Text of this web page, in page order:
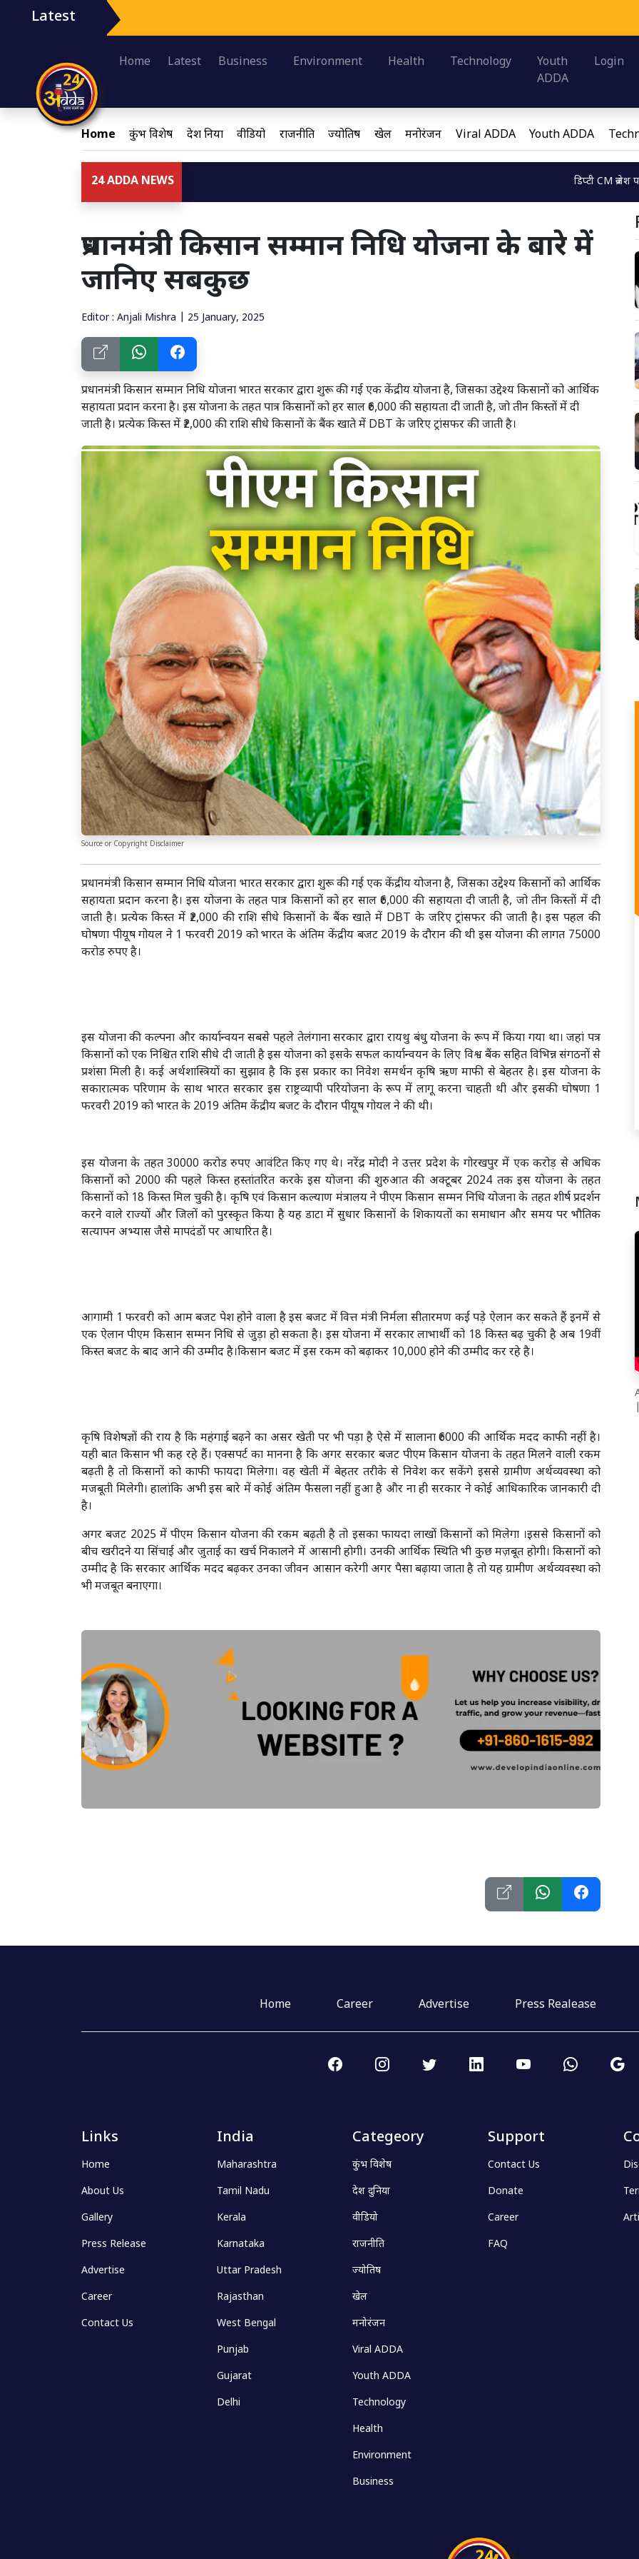
Latest
Home Latest Business Environment Health Technology
Youth
ADDA
Login
Home कुंभ विशेष देश दुनिया वीडियो राजनीति ज्योतिष खेल मनोरंजन Viral ADDA Youth ADDA
24 ADDA NEWS डिप्टी CM ब्रजेश पाठक ने
प्रधानमंत्री किसान सम्मान निधि योजना के बारे में
जानिए सबकुछ
Editor : Anjali Mishra | 25 January, 2025
प्रधानमंत्री किसान सम्मान निधि योजना भारत सरकार द्वारा शुरू की गई एक केंद्रीय योजना है, जिसका उद्देश्य किसानों को आर्थिक
सहायता प्रदान करना है। इस योजना के तहत पात्र किसानों को हर साल ₹6,000 की सहायता दी जाती है, जो तीन किस्तों में दी
जाती है। प्रत्येक किस्त में ₹2,000 की राशि सीधे किसानों के बैंक खाते में DBT के जरिए ट्रांसफर की जाती है।
Source or Copyright Disclaimer
प्रधानमंत्री किसान सम्मान निधि योजना भारत सरकार द्वारा शुरू की गई एक केंद्रीय योजना है, जिसका उद्देश्य किसानों को आर्थिक
सहायता प्रदान करना है। इस योजना के तहत पात्र किसानों को हर साल ₹6,000 की सहायता दी जाती है, जो तीन किस्तों में दी
जाती है। प्रत्येक किस्त में ₹2,000 की राशि सीधे किसानों के बैंक खाते में DBT के जरिए ट्रांसफर की जाती है। इस पहल की
घोषणा पीयूष गोयल ने 1 फरवरी 2019 को भारत के अंतिम केंद्रीय बजट 2019 के दौरान की थी इस योजना की लागत 75000
करोड रुपए है।
इस योजना की कल्पना और कार्यान्वयन सबसे पहले तेलंगाना सरकार द्वारा रायथु बंधु योजना के रूप में किया गया था। जहां पत्र
किसानों को एक निश्चित राशि सीधे दी जाती है इस योजना को इसके सफल कार्यान्वयन के लिए विश्व बैंक सहित विभिन्न संगठनों से
प्रशंसा मिली है। कई अर्थशास्त्रियों का सुझाव है कि इस प्रकार का निवेश समर्थन कृषि ऋण माफी से बेहतर है। इस योजना के
सकारात्मक परिणाम के साथ भारत सरकार इस राष्ट्रव्यापी परियोजना के रूप में लागू करना चाहती थी और इसकी घोषणा 1
फरवरी 2019 को भारत के 2019 अंतिम केंद्रीय बजट के दौरान पीयूष गोयल ने की थी।
इस योजना के तहत 30000 करोड रुपए आवंटित किए गए थे। नरेंद्र मोदी ने उत्तर प्रदेश के गोरखपुर में एक करोड़ से अधिक
किसानों को 2000 की पहले किस्त हस्तांतरित करके इस योजना की शुरुआत की अक्टूबर 2024 तक इस योजना के तहत
किसानों को 18 किस्त मिल चुकी है। कृषि एवं किसान कल्याण मंत्रालय ने पीएम किसान सम्मन निधि योजना के तहत शीर्ष प्रदर्शन
करने वाले राज्यों और जिलों को पुरस्कृत किया है यह डाटा में सुधार किसानों के शिकायतों का समाधान और समय पर भौतिक
सत्यापन अभ्यास जैसे मापदंडों पर आधारित है।
आगामी 1 फरवरी को आम बजट पेश होने वाला है इस बजट में वित्त मंत्री निर्मला सीतारमण कई पड़े ऐलान कर सकते हैं इनमें से
एक ऐलान पीएम किसान सम्मन निधि से जुड़ा हो सकता है। इस योजना में सरकार लाभार्थी को 18 किस्त बढ़ चुकी है अब 19वीं
किस्त बजट के बाद आने की उम्मीद है।किसान बजट में इस रकम को बढ़ाकर 10,000 होने की उम्मीद कर रहे है।
कृषि विशेषज्ञों की राय है कि महंगाई बढ़ने का असर खेती पर भी पड़ा है ऐसे में सालाना ₹6000 की आर्थिक मदद काफी नहीं है।
यही बात किसान भी कह रहे हैं। एक्सपर्ट का मानना है कि अगर सरकार बजट पीएम किसान योजना के तहत मिलने वाली रकम
बढ़ती है तो किसानों को काफी फायदा मिलेगा। वह खेती में बेहतर तरीके से निवेश कर सकेंगे इससे ग्रामीण अर्थव्यवस्था को
मजबूती मिलेगी। हालांकि अभी इस बारे में कोई अंतिम फैसला नहीं हुआ है और ना ही सरकार ने कोई आधिकारिक जानकारी दी
है।
अगर बजट 2025 में पीएम किसान योजना की रकम बढ़ती है तो इसका फायदा लाखों किसानों को मिलेगा ।इससे किसानों को
बीच खरीदने या सिंचाई और जुताई का खर्च निकालने में आसानी होगी। उनकी आर्थिक स्थिति भी कुछ मज़बूत होगी। किसानों को
उम्मीद है कि सरकार आर्थिक मदद बढ़कर उनका जीवन आसान करेगी अगर पैसा बढ़ाया जाता है तो यह ग्रामीण अर्थव्यवस्था को
भी मजबूत बनाएगा।
Home Career Advertise Press Realease
Links
Home
About Us
Gallery
Press Release
Advertise
Career
Contact Us
India
Maharashtra
Tamil Nadu
Kerala
Karnataka
Uttar Pradesh
Rajasthan
West Bengal
Punjab
Gujarat
Delhi
Categeory
कुंभ विशेष
देश दुनिया
वीडियो
राजनीति
ज्योतिष
खेल
मनोरंजन
Viral ADDA
Youth ADDA
Technology
Health
Environment
Business
Support
Contact Us
Donate
Career
FAQ